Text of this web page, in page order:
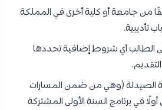
من جامعة أو كلية أخرى في المملكة
تأديبية.
الطالب أي شروط إضافية تحددها
الصيدلة (وهي من ضمن المسارات
في برنامج السنة الأولى المشتركة